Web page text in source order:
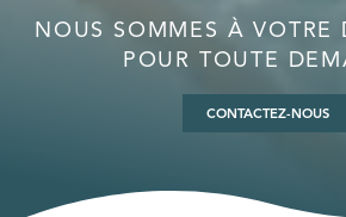
NOUS SOMMES À VOTRE
POUR TOUTE
CONTACTEZ-NOUS